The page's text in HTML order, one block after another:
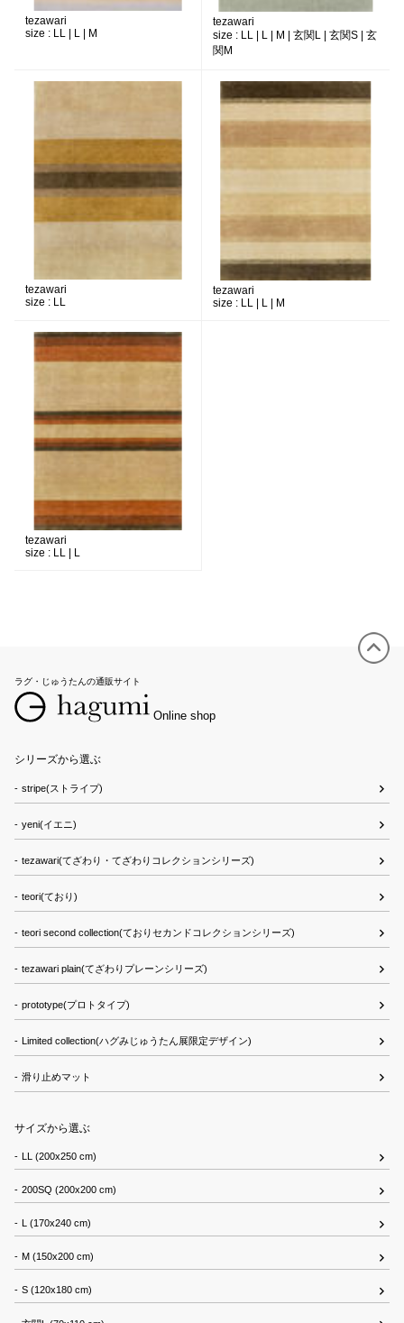
tezawari
size : LL | L | M
tezawari
size : LL | L | M | 玄関L | 玄関S | 玄
関M
tezawari
size : LL
tezawari
size : LL | L | M
tezawari
size : LL | L
ラグ・じゅうたんの通販サイト
Online shop
シリーズから選ぶ
stripe(ストライプ)
yeni(イエニ)
tezawari(てざわり・てざわりコレクションシリーズ)
teori(ており)
teori second collection(ておりセカンドコレクションシリーズ)
tezawari plain(てざわりプレーンシリーズ)
prototype(プロトタイプ)
Limited collection(ハグみじゅうたん展限定デザイン)
滑り止めマット
サイズから選ぶ
LL (200x250 cm)
200SQ (200x200 cm)
L (170x240 cm)
M (150x200 cm)
S (120x180 cm)